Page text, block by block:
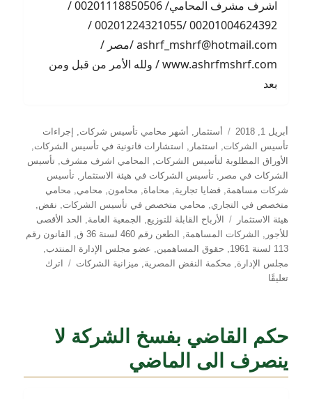
اشرف مشرف المحامي/ 00201118850506 /
00201004624392 /00201224321055 /
ashrf_mshrf@hotmail.com /مصر /
www.ashrfmshrf.com / ولله الأمر من قبل ومن
بعد
نُشرت
في
أبريل 1, 2018 التصنيفات
أستثمار , أشهر محامي تأسيس شركات,
إجراءات
تأسيس الشركات, استثمار , استشارات قانونية في تأسيس الشركات,
الأوراق المطلوبة لتأسيس الشركات, المحامي اشرف مشرف,تأسيس
الشركات في مصر ,تأسيس الشركات في هيئة الاستثمار ,تأسيس
شركات مساهمة,قضايا تجارية, محاماة, محامون, محامي, محامي
متخصص في التجاري, محامي متخصص في تأسيس الشركات, نقض,
هيئة الاستثمار
الوسوم
الأرباح القابلة للتوزيع, الجمعية العامة,
الحد الأقصى
للأجور , الشركات المساهمة, الطعن رقم 460 لسنة 36 ق ,
القانون رقم
113 لسنة 1961
, حقوق المساهمين, عضو مجلس الإدارة المنتدب,
مجلس الإدارة, محكمة النقض المصرية, ميزانية الشركات
اترك
تعليقًا
في
الشركات
المساهمة
حكم القاضي بفسخ الشركة لا
ينصرف الى الماضي